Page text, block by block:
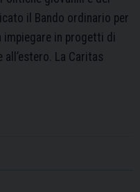
il Bando ordinario per
impiegare in progetti di
La Caritas